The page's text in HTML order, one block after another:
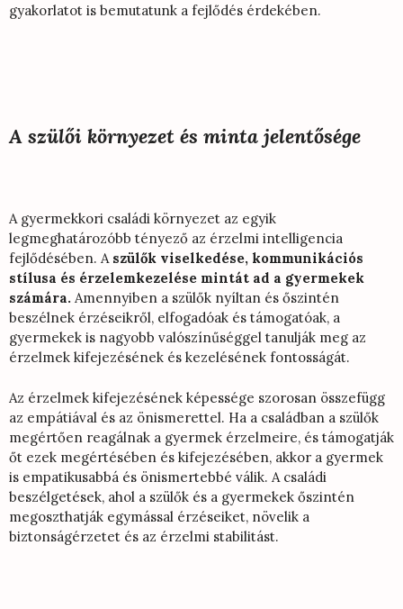
gyakorlatot is bemutatunk a fejlődés érdekében.
A szülői környezet és minta jelentősége
A gyermekkori családi környezet az egyik
legmeghatározóbb tényező az érzelmi intelligencia
fejlődésében. Aszülők viselkedése, kommunikációs
stílusa és érzelemkezelése mintát ad a gyermekek
számára. Amennyiben a szülők nyíltan és őszintén
beszélnek érzéseikről, elfogadóak és támogatóak, a
gyermekek is nagyobb valószínűséggel tanulják meg az
érzelmek kifejezésének és kezelésének fontosságát.
Az érzelmek kifejezésének képessége szorosan összefügg
az empátiával és az önismerettel. Ha a családban a szülők
megértően reagálnak a gyermek érzelmeire, és támogatják
őt ezek megértésében és kifejezésében, akkor a gyermek
is empatikusabbá és önismertebbé válik. A családi
beszélgetések, ahol a szülők és a gyermekek őszintén
megoszthatják egymással érzéseiket, növelik a
biztonságérzetet és az érzelmi stabilitást.